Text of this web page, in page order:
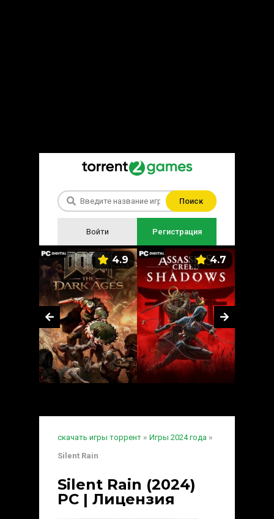
Поиск
Войти Регистрация
4.9 4.7
скачать игры торрент » Игры 2024 года »
Silent Rain
Silent Rain (2024)
PC | Лицензия